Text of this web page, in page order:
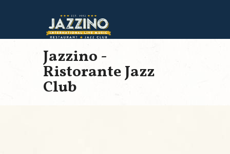
Jazzino -
Ristorante Jazz
Club